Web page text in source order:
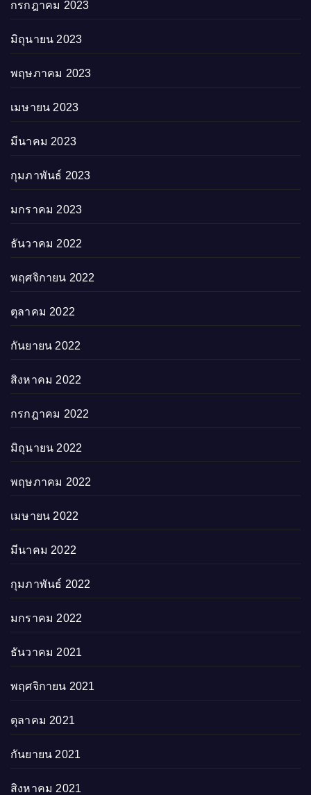
กรกฎาคม 2023
มิถุนายน 2023
พฤษภาคม 2023
เมษายน 2023
มีนาคม 2023
กุมภาพันธ์ 2023
มกราคม 2023
ธันวาคม 2022
พฤศจิกายน 2022
ตุลาคม 2022
กันยายน 2022
สิงหาคม 2022
กรกฎาคม 2022
มิถุนายน 2022
พฤษภาคม 2022
เมษายน 2022
มีนาคม 2022
กุมภาพันธ์ 2022
มกราคม 2022
ธันวาคม 2021
พฤศจิกายน 2021
ตุลาคม 2021
กันยายน 2021
สิงหาคม 2021